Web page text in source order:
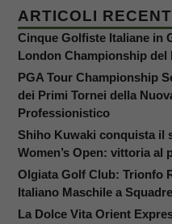
ARTICOLI
Cinque Golfiste Italiane in
London Championship del
PGA Tour Championship
dei Primi Tornei della
Professionistico
Shiho Kuwaki conquista il
Women’s Open: vittoria al
Olgiata Golf Club: Trionfo
Italiano Maschile a
La Dolce Vita Orient